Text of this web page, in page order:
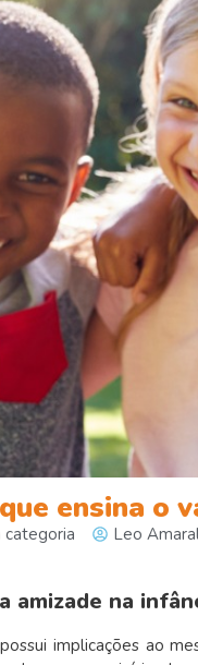
ensina o
categoria Leo
amizade na
possui implicações ao